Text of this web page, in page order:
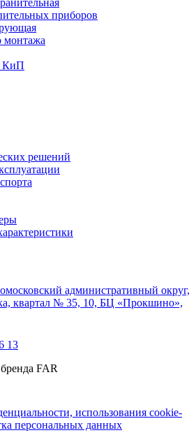
приборов
монтажа
КиП
решений
административный округ,
квартал № 35, 10, БЦ «Прокшино»,
13
FAR
использования сookie-
персональных данных